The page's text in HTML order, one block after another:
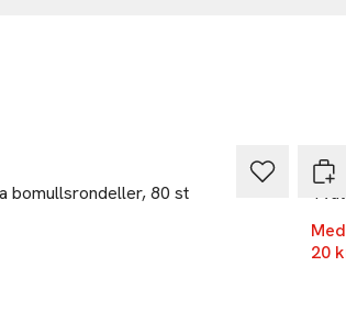
bomullsrondeller, 80 st
20